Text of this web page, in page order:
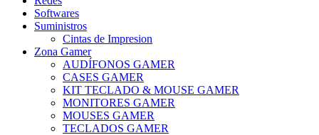
Softwares
Suministros
Cintas de Impresion
Zona Gamer
AUDÍFONOS GAMER
CASES GAMER
KIT TECLADO & MOUSE GAMER
MONITORES GAMER
MOUSES GAMER
TECLADOS GAMER